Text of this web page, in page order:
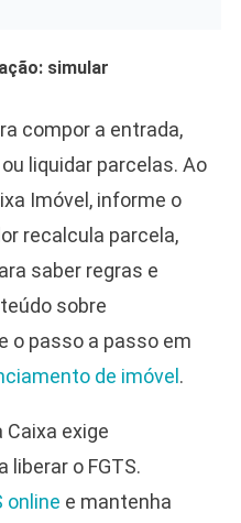
simular
compor a entrada,
liquidar parcelas. Ao
Imóvel, informe o
recalcula parcela,
saber regras e
sobre
e o passo a passo em
de imóvel.
exige
liberar o FGTS.
online e mantenha